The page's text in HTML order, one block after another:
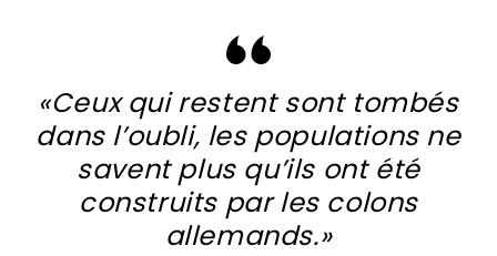
«Ceux qui restent sont tombés
dans l’oubli, les populations ne
savent plus qu’ils ont été
construits par les colons
allemands.»